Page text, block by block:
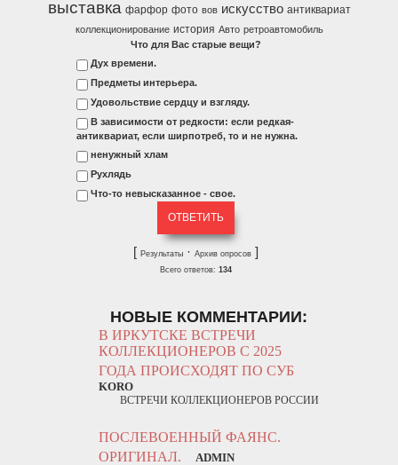
выставка фарфор фото вов искусство антиквариат
коллекционирование история Авто ретроавтомобиль
Что для Вас старые вещи?
Дух времени.
Предметы интерьера.
Удовольствие сердцу и взгляду.
В зависимости от редкости: если редкая-
антиквариат, если ширпотреб, то и не нужна.
ненужный хлам
Рухлядь
Что-то невысказанное - свое.
[ Результаты· Архив опросов]
Всего ответов: 134
НОВЫЕ КОММЕНТАРИИ:
В ИРКУТСКЕ ВСТРЕЧИ
КОЛЛЕКЦИОНЕРОВ С 2025
ГОДА ПРОИСХОДЯТ ПО СУБ
KORO
ВСТРЕЧИ КОЛЛЕКЦИОНЕРОВ РОССИИ
ПОСЛЕВОЕННЫЙ ФАЯНС.
ОРИГИНАЛ.
ADMIN